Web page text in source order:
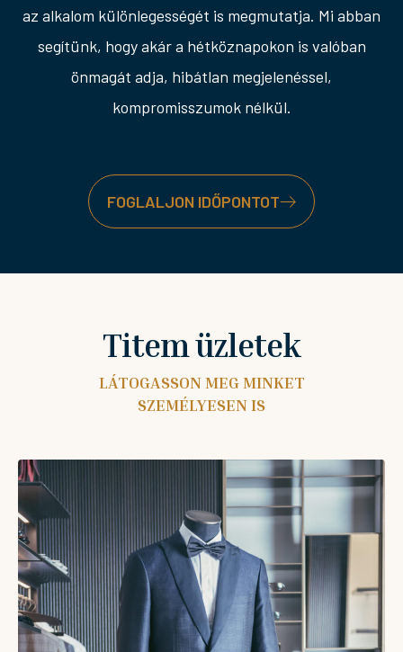
az alkalom különlegességét is megmutatja. Mi abban
segítünk, hogy akár a hétköznapokon is valóban
önmagát adja, hibátlan megjelenéssel,
kompromisszumok nélkül.
FOGLALJON IDŐPONTOT
Titem üzletek
LÁTOGASSON MEG MINKET
SZEMÉLYESEN IS